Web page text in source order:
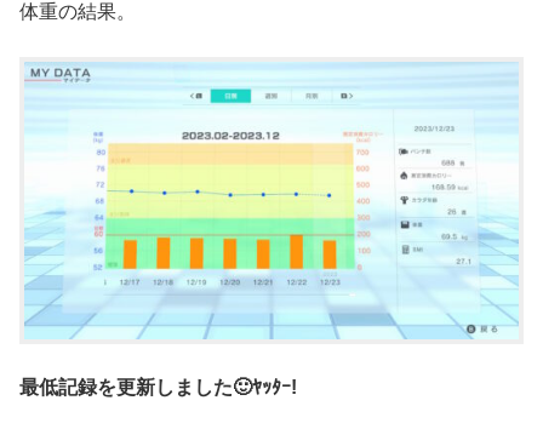
体重の結果。
最低記録を更新しました🙂ﾔｯﾀｰ!